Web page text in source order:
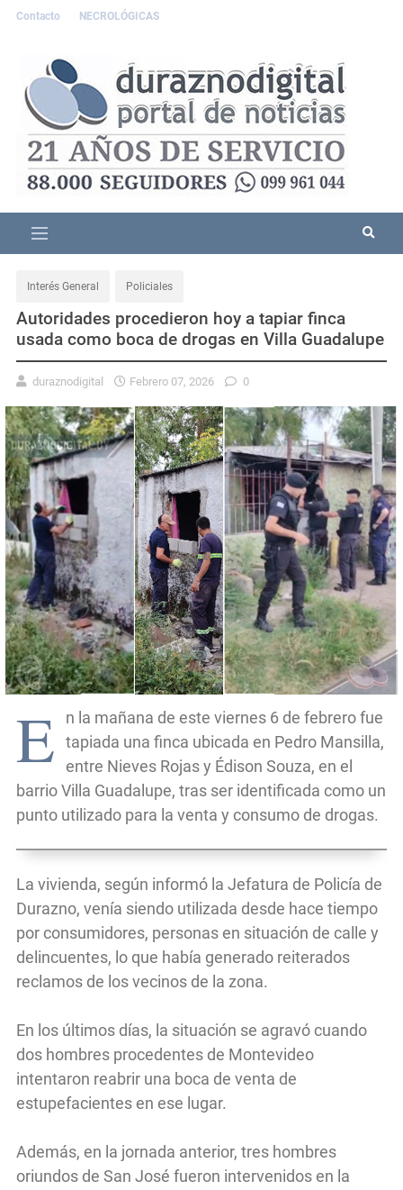
Contacto NECROLÓGICAS
Interés General Policiales
Autoridades procedieron hoy a tapiar finca
usada como boca de drogas en Villa Guadalupe
duraznodigital Febrero 07, 2026 0
E
n la mañana de este viernes 6 de febrero fue
tapiada una finca ubicada en Pedro Mansilla,
entre Nieves Rojas y Édison Souza, en el
barrio Villa Guadalupe, tras ser identificada como un
punto utilizado para la venta y consumo de drogas.
La vivienda, según informó la Jefatura de Policía de
Durazno, venía siendo utilizada desde hace tiempo
por consumidores, personas en situación de calle y
delincuentes, lo que había generado reiterados
reclamos de los vecinos de la zona.
En los últimos días, la situación se agravó cuando
dos hombres procedentes de Montevideo
intentaron reabrir una boca de venta de
estupefacientes en ese lugar.
Además, en la jornada anterior, tres hombres
oriundos de San José fueron intervenidos en la